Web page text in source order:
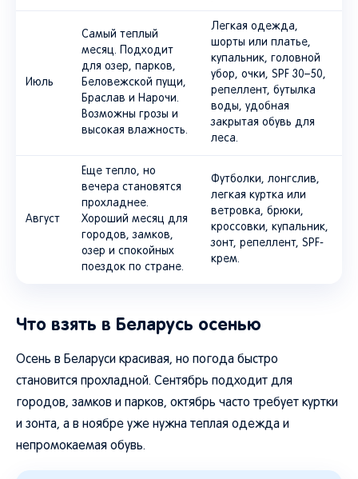
Июль
Самый теплый
месяц. Подходит
для озер, парков,
Беловежской пущи,
Браслав и Нарочи.
Возможны грозы и
высокая влажность.
Легкая одежда,
шорты или платье,
купальник, головной
убор, очки, SPF 30–50,
репеллент, бутылка
воды, удобная
закрытая обувь для
леса.
Август
Еще тепло, но
вечера становятся
прохладнее.
Хороший месяц для
городов, замков,
озер и спокойных
поездок по стране.
Футболки, лонгслив,
легкая куртка или
ветровка, брюки,
кроссовки, купальник,
зонт, репеллент, SPF-
крем.
Что взять в Беларусь осенью
Осень в Беларуси красивая, но погода быстро
становится прохладной. Сентябрь подходит для
городов, замков и парков, октябрь часто требует куртки
и зонта, а в ноябре уже нужна теплая одежда и
непромокаемая обувь.